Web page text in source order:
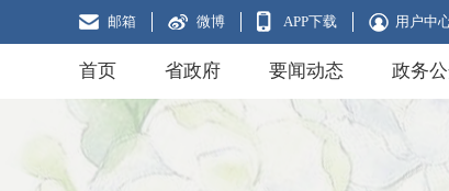
邮箱 微博 APP下载 用户中
首页 省政府 要闻动态 政务